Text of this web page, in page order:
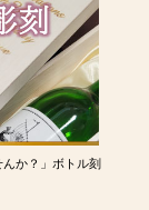
か？」ボトル刻